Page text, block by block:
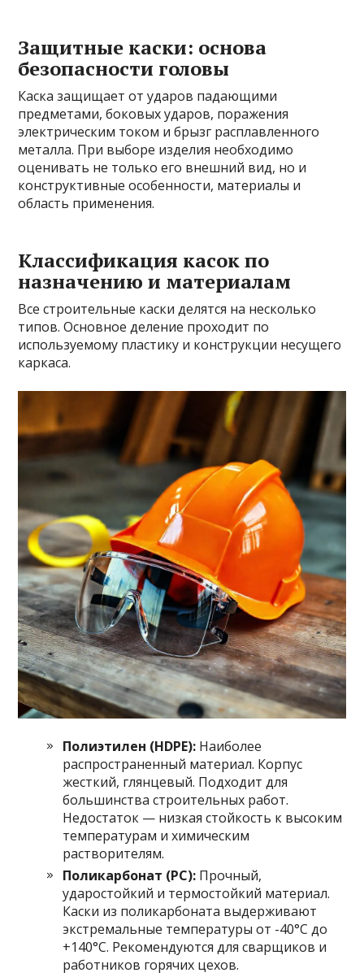
Защитные каски: основа
безопасности головы
Каска защищает от ударов падающими
предметами, боковых ударов, поражения
электрическим током и брызг расплавленного
металла. При выборе изделия необходимо
оценивать не только его внешний вид, но и
конструктивные особенности, материалы и
область применения.
Классификация касок по
назначению и материалам
Все строительные каски делятся на несколько
типов. Основное деление проходит по
используемому пластику и конструкции несущего
каркаса.
Полиэтилен (HDPE): Наиболее
распространенный материал. Корпус
жесткий, глянцевый. Подходит для
большинства строительных работ.
Недостаток — низкая стойкость к высоким
температурам и химическим
растворителям.
Поликарбонат (PC): Прочный,
ударостойкий и термостойкий материал.
Каски из поликарбоната выдерживают
экстремальные температуры от -40°C до
+140°C. Рекомендуются для сварщиков и
работников горячих цехов.